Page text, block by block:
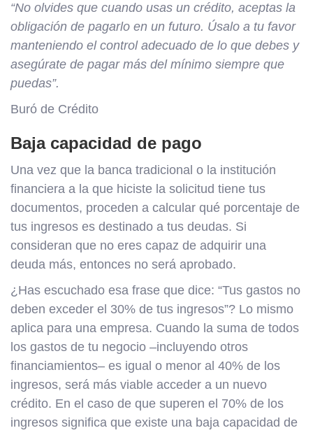
“No olvides que cuando usas un crédito, aceptas la
obligación de pagarlo en un futuro. Úsalo a tu favor
manteniendo el control adecuado de lo que debes y
asegúrate de pagar más del mínimo siempre que
puedas”.
Buró de Crédito
Baja capacidad de pago
Una vez que la banca tradicional o la institución
financiera a la que hiciste la solicitud tiene tus
documentos, proceden a calcular qué porcentaje de
tus ingresos es destinado a tus deudas. Si
consideran que no eres capaz de adquirir una
deuda más, entonces no será aprobado.
¿Has escuchado esa frase que dice: “Tus gastos no
deben exceder el 30% de tus ingresos”? Lo mismo
aplica para una empresa. Cuando la suma de todos
los gastos de tu negocio –incluyendo otros
financiamientos– es igual o menor al 40% de los
ingresos, será más viable acceder a un nuevo
crédito. En el caso de que superen el 70% de los
ingresos significa que existe una baja capacidad de